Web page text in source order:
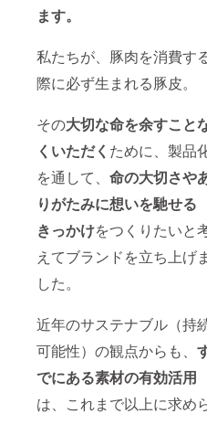
ます。
私たちが、豚肉を消費す
際に必ず生まれる豚皮。
その大切な命を余すこと
くいただく ために、製品
を通して、 命の大切さや
りがたみに想いを馳せる
きっかけをつくりたいと
えてブランドを立ち上げま
した。
近年のサステナブル（持
可能性）の観点からも、
でにある素材の有効活用
は、これまで以上に求め